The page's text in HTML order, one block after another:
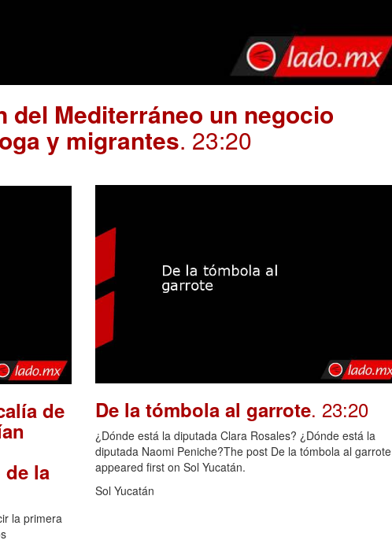
del Mediterráneo un negocio
y migrantes. 23:20
de
la
la primera
De la tómbola al garrote. 23:20
¿Dónde está la diputada Clara Rosales? ¿Dónde está la
diputada Naomi Peniche?The post De la tómbola al garrote
appeared first on Sol Yucatán.
Sol Yucatán